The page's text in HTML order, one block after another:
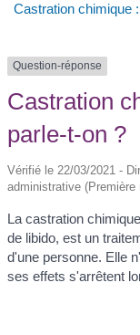
Castration chimique
Question-réponse
Castration
parle-t-on ?
Vérifié le 22/03/2021 -
administrative (Première
La castration
de libido, est un
d'une personne. Elle
ses effets s'arrêtent